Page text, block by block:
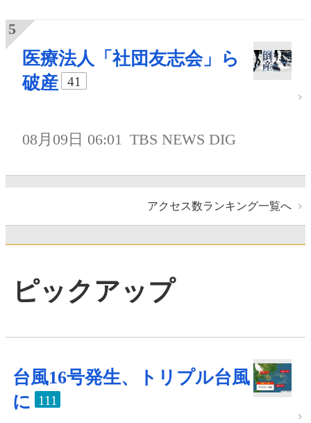
医療法人「社団友志会」ら
破産
41
08月09日 06:01 TBS NEWS DIG
アクセス数ランキング一覧へ
ピックアップ
台風16号発生、トリプル台風
に
111